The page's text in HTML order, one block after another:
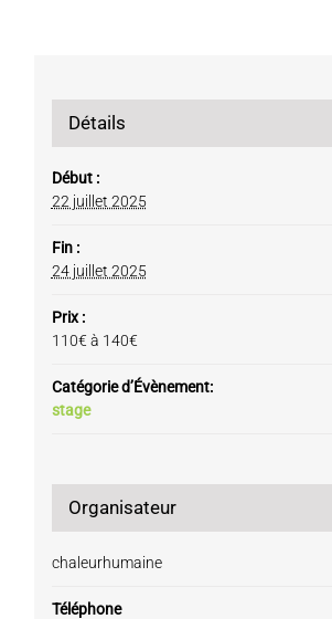
Détails
Début :
22 juillet 2025
Fin :
24 juillet 2025
Prix :
110€ à 140€
Catégorie d’Évènement:
stage
Organisateur
chaleurhumaine
Téléphone